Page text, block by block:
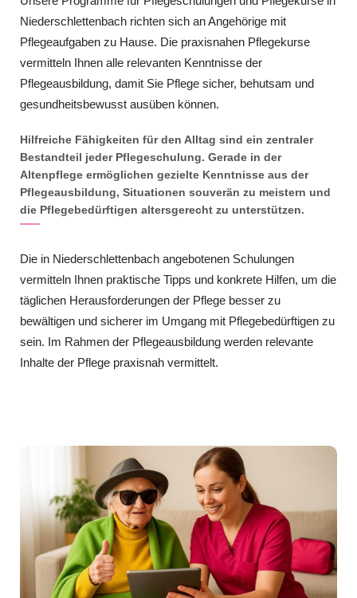
Niederschlettenbach richten sich an Angehörige mit
Pflegeaufgaben zu Hause. Die praxisnahen Pflegekurse
vermitteln Ihnen alle relevanten Kenntnisse der
Pflegeausbildung, damit Sie Pflege sicher, behutsam und
gesundheitsbewusst ausüben können.
Hilfreiche Fähigkeiten für den Alltag sind ein zentraler
Bestandteil jeder Pflegeschulung. Gerade in der
Altenpflege ermöglichen gezielte Kenntnisse aus der
Pflegeausbildung, Situationen souverän zu meistern und
die Pflegebedürftigen altersgerecht zu unterstützen.
Die in Niederschlettenbach angebotenen Schulungen
vermitteln Ihnen praktische Tipps und konkrete Hilfen, um die
täglichen Herausforderungen der Pflege besser zu
bewältigen und sicherer im Umgang mit Pflegebedürftigen zu
sein. Im Rahmen der Pflegeausbildung werden relevante
Inhalte der Pflege praxisnah vermittelt.